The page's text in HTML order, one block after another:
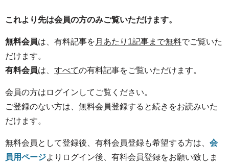
これより先は会員の方のみご覧いただけます。
無料会員は、有料記事を 月あたり1記事まで無料でご覧いた
だけます。
有料会員は、 すべての有料記事をご覧いただけます。
会員の方はログインしてご覧ください。
ご登録のない方は、無料会員登録すると続きをお読みいた
だけます。
無料会員として登録後、有料会員登録も希望する方は、 会
員用ページよりログイン後、有料会員登録をお願い致しま